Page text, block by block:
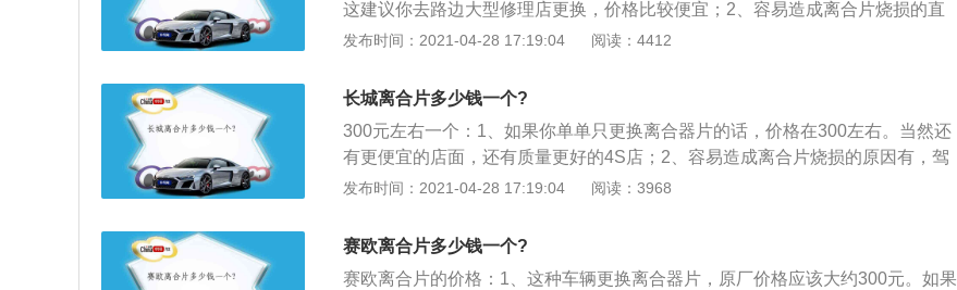
渐再把油门踏板踩下去，使汽车能平稳地起步。油门的操作要平稳适当，只有在
离合器完全结合时才能增大油门；4、减挡要领。放松加速踏板，迅速踏下离合
（加“空油”），再迅踏下离合器踏板，将变速杆移入低一级挡位，按快—停—慢
的要领放松离合器踏板，使汽车在新的挡位继续行驶。
这建议你去路边大型修理店更换，价格比较便宜；2、容易造成离合片烧损的直
接原因：驾驶员操作不当（特别是陷车后硬操作、半离合器启动等）；3、过载
发布时间：2021-04-28 17:19:04 阅读：4412
长城离合片多少钱一个?
300元左右一个：1、如果你单单只更换离合器片的话，价格在300左右。当然还
有更便宜的店面，还有质量更好的4S店；2、容易造成离合片烧损的原因有，驾
驶员操作不当（特别是陷车后硬操作、半离合器启动等），过载驱动、离合器超
当，维护不好，会使离合器性能下降，最终导致烧损。解决方法：离合器连杆组
必须经常调整，定期润滑。检修和保养时要小心。
发布时间：2021-04-28 17:19:04 阅读：3968
赛欧离合片多少钱一个?
赛欧离合片的价格：1、这种车辆更换离合器片，原厂价格应该大约300元。如果